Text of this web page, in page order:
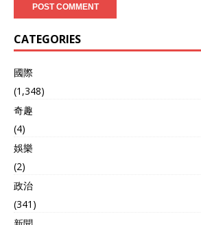
殊含义。“相互尊重”意味着
反对单边主义，“和平共
处”指向避免贸易冲突，“合
作共赢”则是对零和思维的否
要“推动中美经贸关系健康、
稳定、可持续发展”，这句话
系中的不确定性因素。 特朗
普政府在对华经贸政策上展
现出明显的转变，回想2018
年，特朗普政府对中国商品
加征关税，打压中国科技企
业，态度十分强硬。 现在特
朗普政府转向务实合作，不
是突然心软，而是现实逼迫
CATEGORIES
國際
(1,348)
奇趣
(4)
娛樂
(2)
政治
(341)